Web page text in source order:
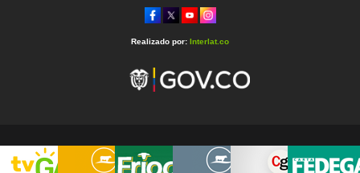
Realizado por: Interlat.co